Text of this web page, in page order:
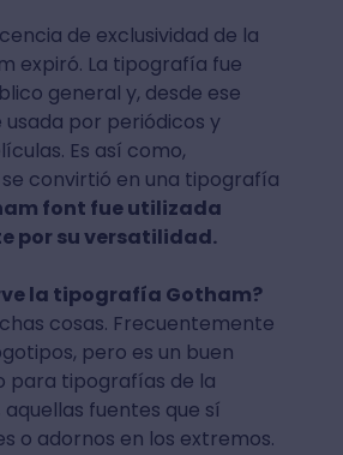
de exclusividad de la
expiró. La tipografía fue
general y, desde ese
por periódicos y
Es así como,
convirtió en una tipografía
font fue utilizada
por su versatilidad.
la tipografía Gotham?
cosas. Frecuentemente
pero es un buen
para tipografías de la
aquellas fuentes que sí
o adornos en los extremos.